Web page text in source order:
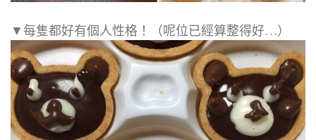
▼每隻都好有個人性格！（呢位已經算整得好…）